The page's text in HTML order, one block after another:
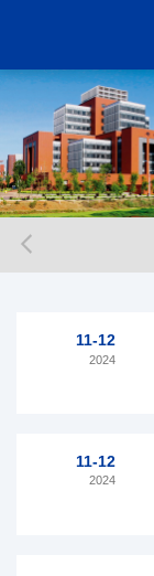
11-12
2024
11-12
2024